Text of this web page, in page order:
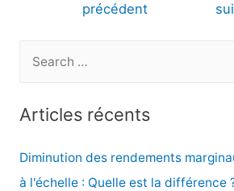
l’article
précédent
e
r
Articles récents
Diminution des rendements
à l'échelle : Quelle est la différence